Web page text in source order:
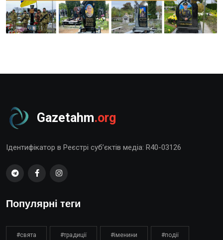
Gazetahm.org
Ідентифікатор в Реєстрі суб’єктів медіа: R40-03126
Популярні теги
#свята #традиції #іменини #події